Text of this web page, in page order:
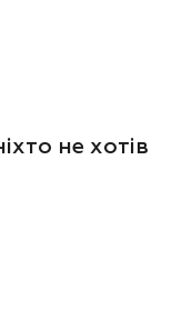
не хотів